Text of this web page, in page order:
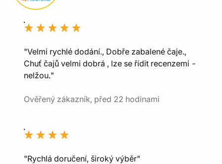
"Velmi rychlé dodání., Dobře zabalené čaje.,
Chuť čajů velmi dobrá , lze se řídit recenzemi -
nelžou."
Ověřený zákazník, před 22 hodinami
"Rychlá doručení, široký výběr"